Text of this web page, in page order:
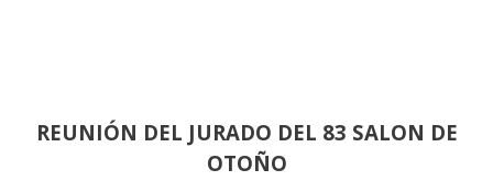
REUNIÓN DEL JURADO DEL 83 SALON DE
OTOÑO